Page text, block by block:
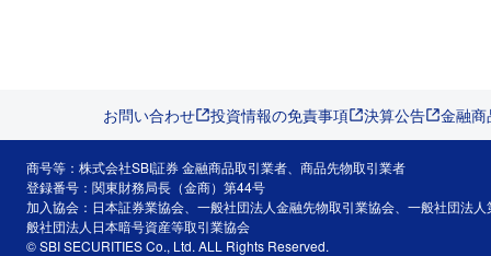
お問い合わせ 投資情報の免責事項 決算公告 金融
商号等：株式会社SBI証券 金融商品取引業者、商品先物取引業者
登録番号：関東財務局長（金商）第44号
加入協会：日本証券業協会、一般社団法人金融先物取引業協会、一般社団法
般社団法人日本暗号資産等取引業協会
© SBI SECURITIES Co., Ltd. ALL Rights Reserved.